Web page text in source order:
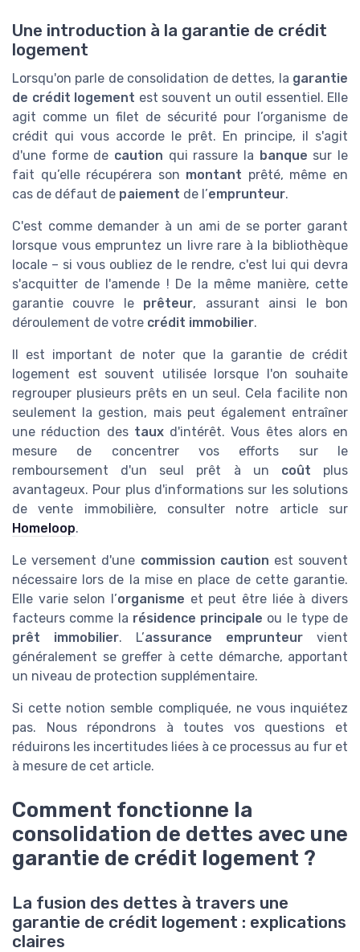
Une introduction à la garantie de crédit
logement
Lorsqu'on parle de consolidation de dettes, la garantie
de crédit logement est souvent un outil essentiel. Elle
agit comme un filet de sécurité pour l’organisme de
crédit qui vous accorde le prêt. En principe, il s'agit
d'une forme de caution qui rassure la banque sur le
fait qu’elle récupérera son montant prêté, même en
cas de défaut de paiement de l’emprunteur.
C'est comme demander à un ami de se porter garant
lorsque vous empruntez un livre rare à la bibliothèque
locale – si vous oubliez de le rendre, c'est lui qui devra
s'acquitter de l'amende ! De la même manière, cette
garantie couvre le prêteur, assurant ainsi le bon
déroulement de votre crédit immobilier.
Il est important de noter que la garantie de crédit
logement est souvent utilisée lorsque l'on souhaite
regrouper plusieurs prêts en un seul. Cela facilite non
seulement la gestion, mais peut également entraîner
une réduction des tauxd'intérêt. Vous êtes alors en
mesure de concentrer vos efforts sur le
remboursement d'un seul prêt à un coût plus
avantageux. Pour plus d'informations sur les solutions
de vente immobilière, consulter notre article sur
Homeloop.
Le versement d'une commission caution est souvent
nécessaire lors de la mise en place de cette garantie.
Elle varie selon l’organisme et peut être liée à divers
facteurs comme la résidence principale ou le type de
prêt immobilier. L’assurance emprunteur vient
généralement se greffer à cette démarche, apportant
un niveau de protection supplémentaire.
Si cette notion semble compliquée, ne vous inquiétez
pas. Nous répondrons à toutes vos questions et
réduirons les incertitudes liées à ce processus au fur et
à mesure de cet article.
Comment fonctionne la
consolidation de dettes avec une
garantie de crédit logement ?
La fusion des dettes à travers une
garantie de crédit logement : explications
claires